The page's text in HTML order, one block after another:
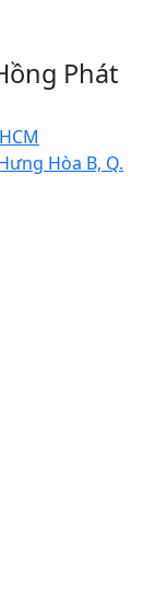
Phát
Hòa B, Q.